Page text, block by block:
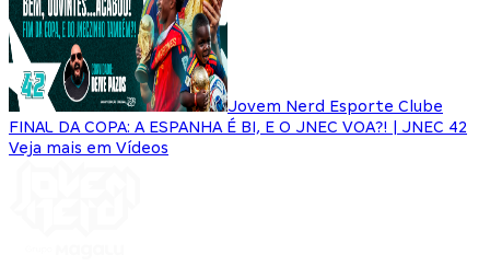
Jovem Nerd Esporte Clube
FINAL DA COPA: A ESPANHA É BI, E O JNEC VOA?! | JNEC 42
Veja mais em Vídeos